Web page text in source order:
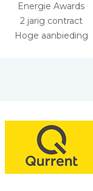
Energie Awards
2 jarig contract
Hoge aanbieding